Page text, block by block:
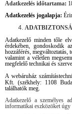
Adatkezelés időtartama:
Adatkezelés jogalapja:
Adatkezelő minden tőle
érdekében, gondoskodik
hozzáférés, megváltoztatás,
valamint a véletlen
megfelelő technikai és
A webáruház
Kft. (székhely: 1108
találhatók meg.
Adatkezelő a személyes
informatikai eszközöket úgy